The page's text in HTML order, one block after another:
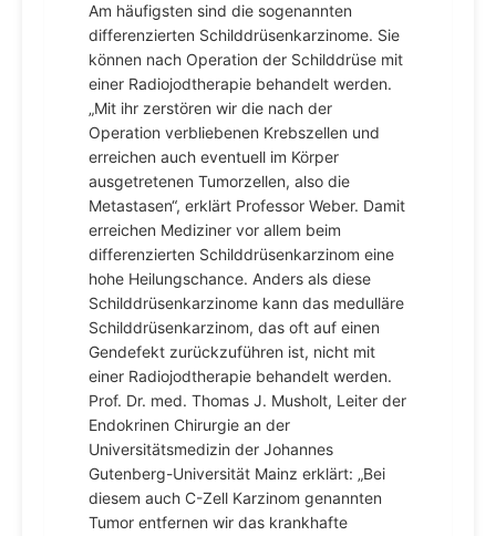
Am häufigsten sind die sogenannten
differenzierten Schilddrüsenkarzinome. Sie
können nach Operation der Schilddrüse mit
einer Radiojodtherapie behandelt werden.
„Mit ihr zerstören wir die nach der
Operation verbliebenen Krebszellen und
erreichen auch eventuell im Körper
ausgetretenen Tumorzellen, also die
Metastasen“, erklärt Professor Weber. Damit
erreichen Mediziner vor allem beim
differenzierten Schilddrüsenkarzinom eine
hohe Heilungschance. Anders als diese
Schilddrüsenkarzinome kann das medulläre
Schilddrüsenkarzinom, das oft auf einen
Gendefekt zurückzuführen ist, nicht mit
einer Radiojodtherapie behandelt werden.
Prof. Dr. med. Thomas J. Musholt, Leiter der
Endokrinen Chirurgie an der
Universitätsmedizin der Johannes
Gutenberg-Universität Mainz erklärt: „Bei
diesem auch C-Zell Karzinom genannten
Tumor entfernen wir das krankhafte